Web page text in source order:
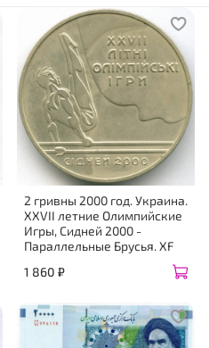
2 гривны 2000 год. Украина.
XXVII летние Олимпийские
Игры, Сидней 2000 -
Параллельные Брусья. XF
1 860 ₽